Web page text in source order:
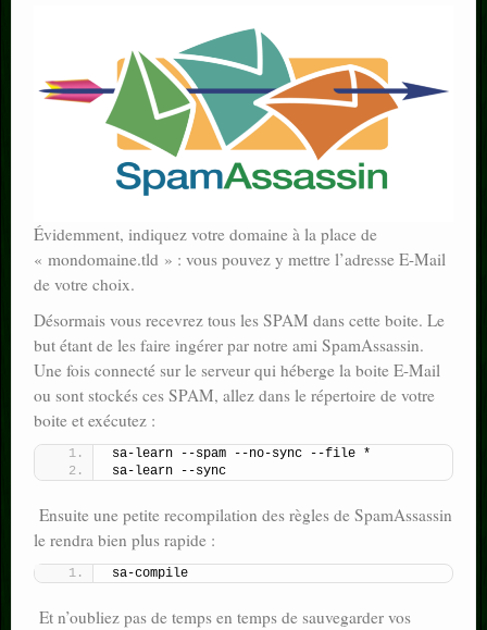
Évidemment, indiquez votre domaine à la place de
« mondomaine.tld » : vous pouvez y mettre l’adresse E-Mail
de votre choix.
Désormais vous recevrez tous les SPAM dans cette boite. Le
but étant de les faire ingérer par notre ami SpamAssassin.
Une fois connecté sur le serveur qui héberge la boite E-Mail
ou sont stockés ces SPAM, allez dans le répertoire de votre
boite et exécutez :
sa-learn --spam --no-sync --file *
sa-learn --sync
Ensuite une petite recompilation des règles de SpamAssassin
le rendra bien plus rapide :
sa-compile
Et n’oubliez pas de temps en temps de sauvegarder vos